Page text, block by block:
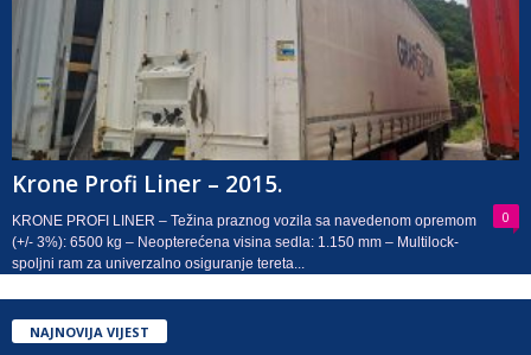
Krone Profi Liner – 2015.
0
KRONE PROFI LINER – Težina praznog vozila sa navedenom opremom
(+/- 3%): 6500 kg – Neopterećena visina sedla: 1.150 mm – Multilock-
spoljni ram za univerzalno osiguranje tereta...
NAJNOVIJA VIJEST